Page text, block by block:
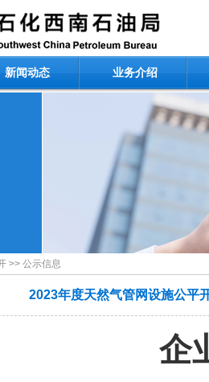
新闻动态 业务介绍
>> 公示信息
2023年度天然气管网设施公平
企